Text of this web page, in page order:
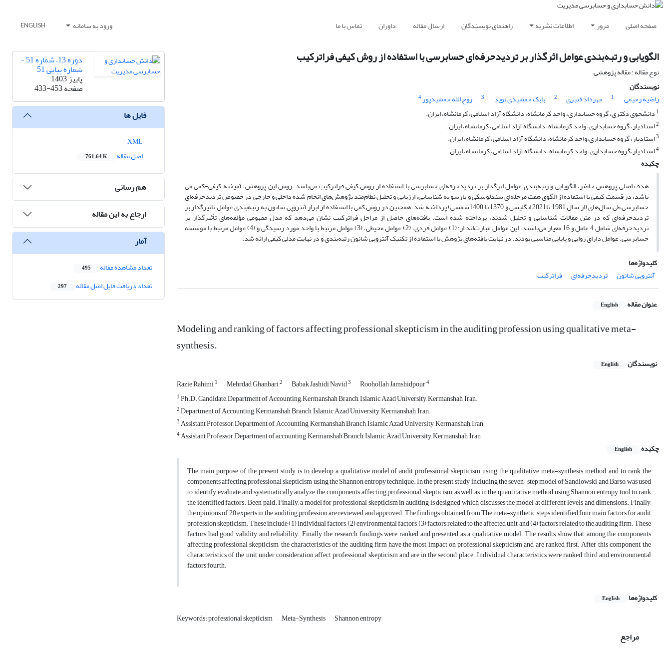
صفحه اصلی مرور اطلاعات نشریه راهنمای نویسندگان ارسال مقاله داوران تماس با ما ورود به سامانه ENGLISH
الگویابی و رتبه‌بندی عوامل اثر‌‌گذار بر تردیدحرفه‌ای حسابرسی با استفاده از روش کیفی فراترکیب
نوع مقاله : مقاله پژوهشی
نویسندگان
راضیه رحیمی
1 مهرداد قنبری 2 بابک جمشیدی نوید 3 روح الله جمشیدپور4
1 دانشجوی دکتری، گروه حسابداری، واحد کرمانشاه، دانشگاه آزاد اسلامی، کرمانشاه، ایران.
2استادیار، گروه حسابداری، واحد کرمانشاه، دانشگاه آزاد اسلامی، کرمانشاه، ایران.
3استادیار، گروه حسابداری،واحد کرمانشاه، دانشگاه آزاد اسلامی، کرمانشاه، ایران.
4استادیار،گروه حسابداری، واحد کرمانشاه، دانشگاه آزاد اسلامی، کرمانشاه، ایران.
چکیده
هدف اصلی پژوهش حاضر، الگویابی و رتبه‌بندی عوامل اثر‌‌گذار بر تردیدحرفه‌ای حسابرسی با استفاده از روش کیفی فراترکیب می‌باشد. روش این پژوهش، آمیخته کیفی-کمی می
باشد، در قسمت کیفی با استفاده از الگوی هفت مرحله‌ای سندلوسکی و بارسو به شناسایی، ارزیابی و تحلیل نظام‌مند پژوهش‌های انجام شده داخلی و خارجی در خصوص تردیدحرفه‌ای
حسابرسی طی سال‌های (از سال 1981 تا2021 انگلیسی و 1370 تا 1400شمسی) پرداخته شد. همچنین در روش کمی با استفاده از ابزار آنتروپی شانون به رتبه‌بندی عوامل تاثیرگذار بر
تردیدحرفه‌ای که در متن مقالات شناسایی و تحلیل شدند، پرداخته شده است. یافته‌های حاصل از مراحل فراترکیب نشان می‌دهد که مدل مفهومی مؤلفه‌های تأثیرگذار بر
تردیدحرفه‌ای شامل 4 عامل و 16 معیار می‌باشند، این عوامل عبارت‌اند از: (1) عوامل فردی، (2) عوامل محیطی، (3) عوامل مرتبط با واحد مورد رسیدگی و (4) عوامل مرتبط با موسسه
حسابرسی. عوامل دارای روایی و پایایی مناسبی بودند. در نهایت یافته‌های پژوهش با استفاده از تکنیک آنتروپی شانون رتبه‌بندی و در نهایت مدلی کیفی ارائه شد.
کلیدواژه‌ها
آنتروپی شانون
تردیدحرفه‌ای فراترکیب
عنوان مقاله English
Modeling and ranking of factors affecting professional skepticism in the auditing profession using qualitative meta-
synthesis.
نویسندگان English
Razie Rahimi1 Mehrdad Ghanbari2 Babak Jashidi Navid3 Roohollah Jamshidpour4
1Ph.D. Candidate, Department of Accounting, Kermanshah Branch, Islamic Azad University, Kermanshah, Iran.
2Department of Accounting, Kermanshah Branch, Islamic Azad University, Kermanshah, Iran.
3Assistant Professor, Department of, Accounting, Kermanshah Branch, Islamic Azad University, Kermanshah, Iran
4Assistant Professor, Department of accounting, Kermanshah Branch, Islamic Azad University, Kermanshah, Iran
چکیده
English
The main purpose of the present study is to develop a qualitative model of audit professional skepticism using the qualitative meta-synthesis method, and to rank the
components affecting professional skepticism using the Shannon entropy technique. In the present study, including the seven-step model of Sandlowski and Barso, was used
to identify, evaluate and systematically analyze the components affecting professional skepticism, as well as in the quantitative method using Shannon entropy tool to rank
the identified factors. Been paid. Finally, a model for professional skepticism in auditing is designed which discusses the model at different levels and dimensions. Finally,
the opinions of 20 experts in the auditing profession are reviewed and approved. The findings obtained from The meta-synthetic steps identified four main factors for audit
profession skepticism. These include (1) individual factors, (2) environmental factors, (3) factors related to the affected unit, and (4) factors related to the auditing firm. These
factors had good validity and reliability. Finally, the research findings were ranked and presented as a qualitative model. The results show that, among the components
affecting professional skepticism, the characteristics of the auditing firm have the most impact on professional skepticism and are ranked first. After this component, the
characteristics of the unit under consideration affect professional skepticism and are in the second place. Individual characteristics were ranked third and environmental
factors fourth.
کلیدواژه‌ها English
Keywords: professional skepticism Meta-Synthesis Shannon entropy
مراجع
دوره 13، شماره 51 -
شماره پیاپی 51
پاییز 1403
صفحه433-453
فایل ها
اصل مقاله
761.64 K
هم رسانی
ارجاع به این مقاله
آمار
تعداد مشاهده مقاله 495
تعداد دریافت فایل اصل مقاله 297